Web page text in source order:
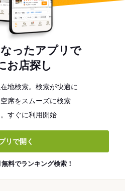
ったアプリで
お店探し
地検索。検索が快適に
席をスムーズに検索
すぐに利用開始
リで開く
料でランキング検索！